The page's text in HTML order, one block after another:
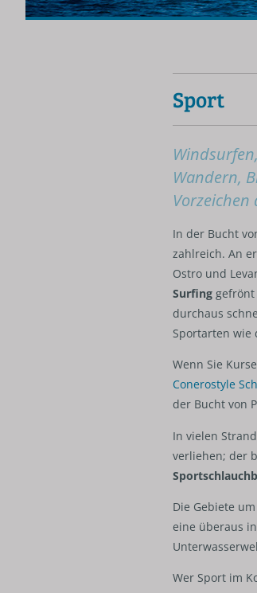
Sport
Wandern,
Vorzeichen
In der Bucht
zahlreich. An
Ostro und
Surfing gefrönt
durchaus
Sportarten wie
Wenn Sie
Conerostyle
der Bucht von
In vielen
verliehen; der
Die Gebiete
eine überaus
Wer Sport im